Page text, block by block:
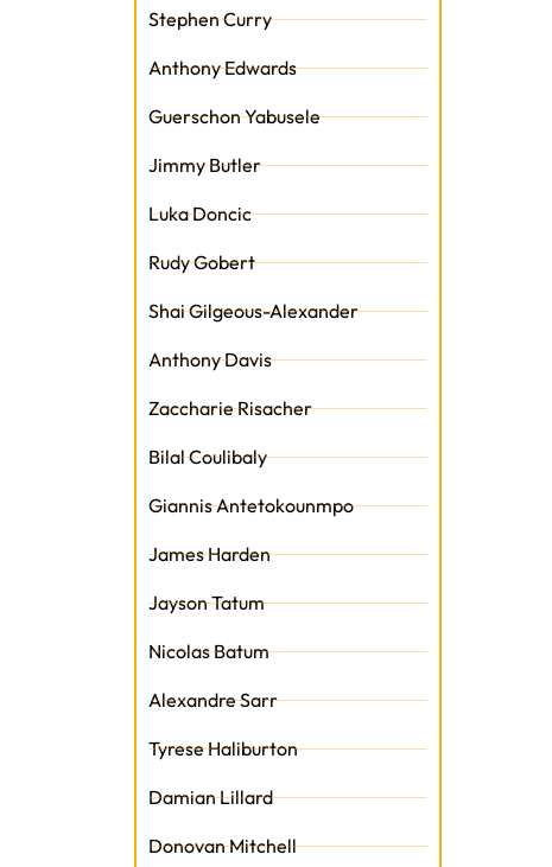
Stephen Curry
Anthony Edwards
Guerschon Yabusele
Jimmy Butler
Luka Doncic
Rudy Gobert
Shai Gilgeous-Alexander
Anthony Davis
Zaccharie Risacher
Bilal Coulibaly
Giannis Antetokounmpo
James Harden
Jayson Tatum
Nicolas Batum
Alexandre Sarr
Tyrese Haliburton
Damian Lillard
Donovan Mitchell